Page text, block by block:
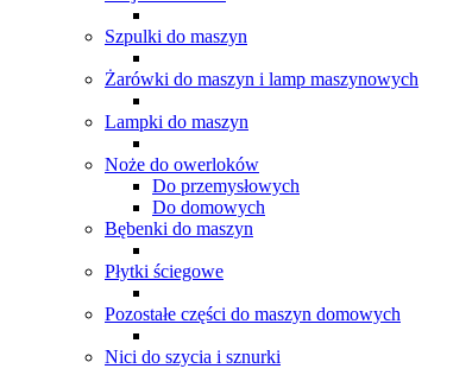
Szpulki do maszyn
Żarówki do maszyn i lamp maszynowych
Lampki do maszyn
Noże do owerloków
Do przemysłowych
Do domowych
Bębenki do maszyn
Płytki ściegowe
Pozostałe części do maszyn domowych
Nici do szycia i sznurki